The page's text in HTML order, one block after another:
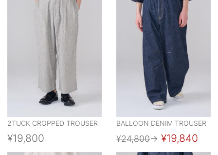
2TUCK CROPPED TROUSER
¥19,800
BALLOON DENIM TROUSER
¥24,800→ ¥19,840